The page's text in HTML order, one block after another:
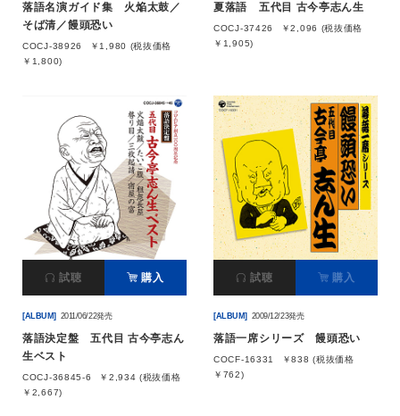
落語名演ガイド集 火焔太鼓／
そば清／饅頭恐い
COCJ-38926
￥1,980 (税抜価格
￥1,800)
夏落語 五代目 古今亭志ん生
COCJ-37426
￥2,096 (税抜価格
￥1,905)
試聴 購入
[ALBUM] 2011/06/22発売
落語決定盤 五代目 古今亭志ん
生ベスト
COCJ-36845-6
￥2,934 (税抜価格
￥2,667)
試聴 購入
[ALBUM] 2009/12/23発売
落語一席シリーズ 饅頭恐い
COCF-16331
￥838 (税抜価格
￥762)